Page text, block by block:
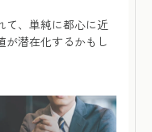
て、単純に都心に近
が潜在化するかもし